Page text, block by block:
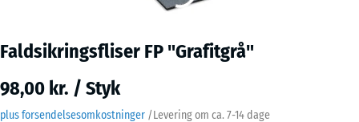
Faldsikringsfliser FP "Grafitgrå"
98,00 kr. / Styk
plus forsendelsesomkostninger /Levering om ca. 7-14 dage